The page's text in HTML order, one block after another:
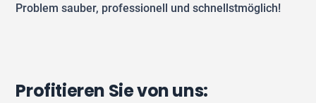
Problem sauber, professionell und schnellstmöglich!
Profitieren Sie von uns: